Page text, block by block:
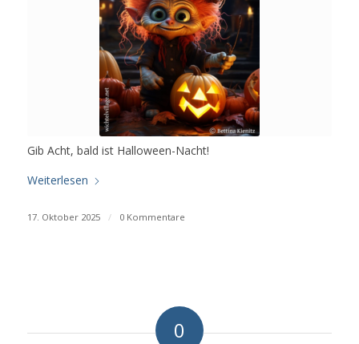
Gib Acht, bald ist Halloween-Nacht!
Weiterlesen
17. Oktober 2025 / 0 Kommentare
0